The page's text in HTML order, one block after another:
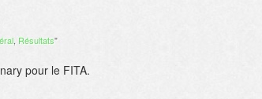
Résultats"
pour le FITA.